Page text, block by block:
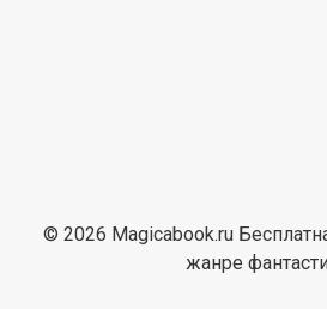
© 2026 Magicabook.ru
жанре